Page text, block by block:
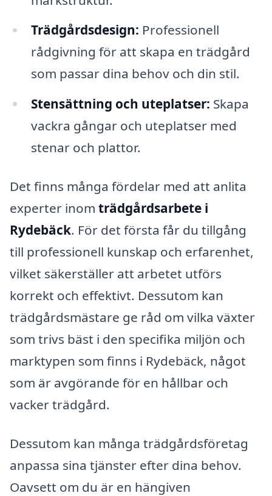
Trädgårdsdesign: Professionell
rådgivning för att skapa en trädgård
som passar dina behov och din stil.
Stensättning och uteplatser: Skapa
vackra gångar och uteplatser med
stenar och plattor.
Det finns många fördelar med att anlita
experter inom trädgårdsarbete i
Rydebäck. För det första får du tillgång
till professionell kunskap och erfarenhet,
vilket säkerställer att arbetet utförs
korrekt och effektivt. Dessutom kan
trädgårdsmästare ge råd om vilka växter
som trivs bäst i den specifika miljön och
marktypen som finns i Rydebäck, något
som är avgörande för en hållbar och
vacker trädgård.
Dessutom kan många trädgårdsföretag
anpassa sina tjänster efter dina behov.
Oavsett om du är en hängiven